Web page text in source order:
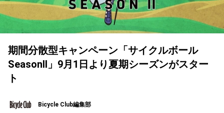
期間分散型キャンペーン「サイクルボール
SeasonII」9月1日より夏期シーズンがスター
ト
Bicycle Club編集部